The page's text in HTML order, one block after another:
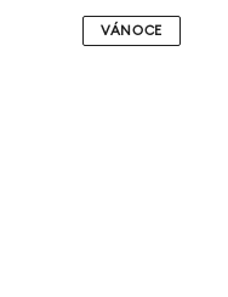
VÁNOCE